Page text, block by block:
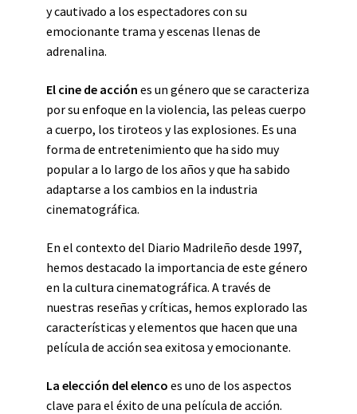
y cautivado a los espectadores con su
emocionante trama y escenas llenas de
adrenalina.
El cine de acción es un género que se caracteriza
por su enfoque en la violencia, las peleas cuerpo
a cuerpo, los tiroteos y las explosiones. Es una
forma de entretenimiento que ha sido muy
popular a lo largo de los años y que ha sabido
adaptarse a los cambios en la industria
cinematográfica.
En el contexto del Diario Madrileño desde 1997,
hemos destacado la importancia de este género
en la cultura cinematográfica. A través de
nuestras reseñas y críticas, hemos explorado las
características y elementos que hacen que una
película de acción sea exitosa y emocionante.
La elección del elenco es uno de los aspectos
clave para el éxito de una película de acción.